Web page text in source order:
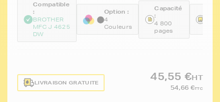
Compatible
:
BROTHER
MFC J 4625
DW
Option :
4
Couleurs
Capacité
:
4 800
pages
LIVRAISON GRATUITE
45,55 €HT
54,66 €TTC